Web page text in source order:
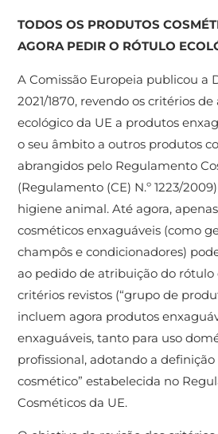
TODOS OS PRODUTOS
AGORA PEDIR O RÓTULO
A Comissão Europeia publicou a
2021/1870, revendo os critérios
ecológico da UE a produtos
o seu âmbito a outros produtos
abrangidos pelo Regulamento
(Regulamento (CE) N.º 1223/
higiene animal. Até agora,
cosméticos enxaguáveis (como
champôs e condicionadores)
ao pedido de atribuição do rótulo
critérios revistos (“grupo de
incluem agora produtos
enxaguáveis, tanto ​​para uso
profissional, adotando a
cosmético” estabelecida no
Cosméticos da UE.